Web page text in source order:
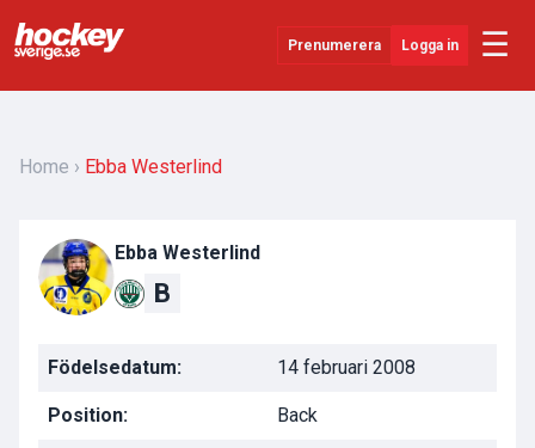
Prenumerera Logga in ☰
YouTube
Evenemang
Övrigt
Home Ebba Westerlind
Ebba Westerlind
B
Födelsedatum: 14 februari 2008
Position: Back